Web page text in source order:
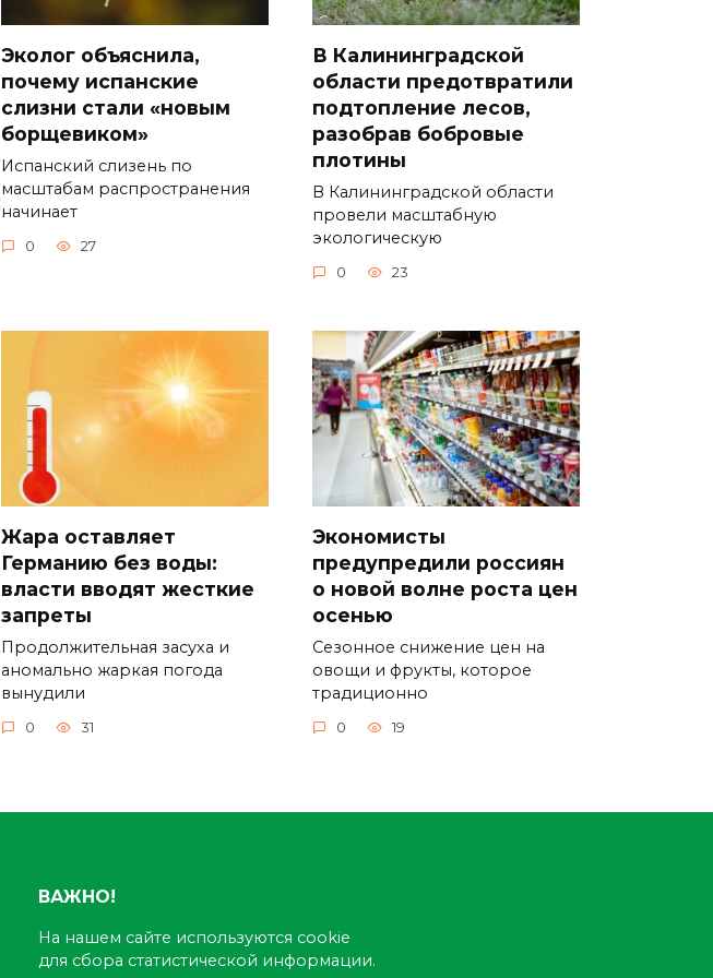
Эколог объяснила,
почему испанские
слизни стали «новым
борщевиком»
Испанский слизень по
масштабам распространения
начинает
0 27
В Калининградской
области предотвратили
подтопление лесов,
разобрав бобровые
плотины
В Калининградской области
провели масштабную
экологическую
0 23
Жара оставляет
Германию без воды:
власти вводят жесткие
запреты
Продолжительная засуха и
аномально жаркая погода
вынудили
0 31
Экономисты
предупредили россиян
о новой волне роста цен
осенью
Сезонное снижение цен на
овощи и фрукты, которое
традиционно
0 19
ВАЖНО!
На нашем сайте используются cookie
для сбора статистической информации.